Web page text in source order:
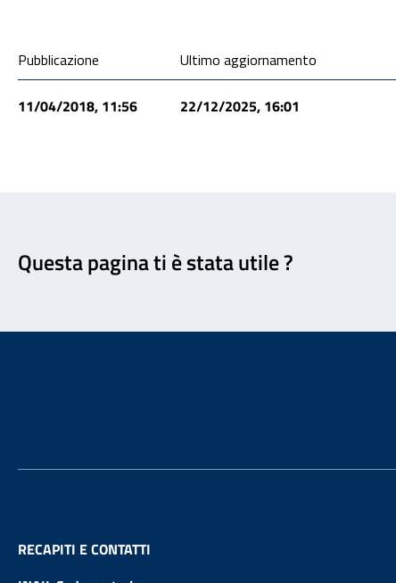
Condivisione social
Pubblicazione
11/04/2018, 11:56
Ultimo aggiornamento
22/12/2025, 16:01
Questa pagina ti è stata utile ?
RECAPITI E CONTATTI